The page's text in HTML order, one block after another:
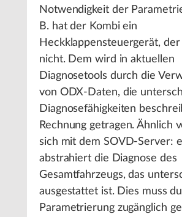
Notwendigkeit der
B. hat der Kombi ein
Heckklappensteuergerät, der
nicht. Dem wird in aktuellen
Diagnosetools durch die
von ODX-Daten, die
Diagnosefähigkeiten
Rechnung getragen. Ähnlich
sich mit dem SOVD-Server:
abstrahiert die Diagnose des
Gesamtfahrzeugs, das
ausgestattet ist. Dies muss
Parametrierung zugänglich